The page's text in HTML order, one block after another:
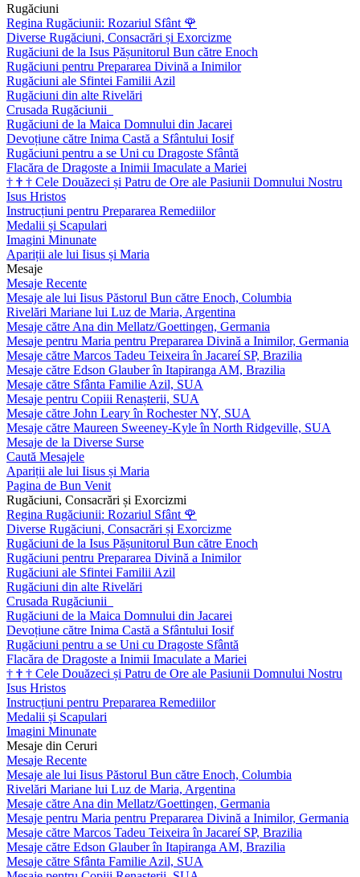
Rugăciuni
Regina Rugăciunii: Rozariul Sfânt 🌹
Diverse Rugăciuni, Consacrări și Exorcizme
Rugăciuni de la Isus Pășunitorul Bun către Enoch
Rugăciuni pentru Prepararea Divină a Inimilor
Rugăciuni ale Sfintei Familii Azil
Rugăciuni din alte Rivelări
Crusada Rugăciunii
Rugăciuni de la Maica Domnului din Jacarei
Devoțiune către Inima Castă a Sfântului Iosif
Rugăciuni pentru a se Uni cu Dragoste Sfântă
Flacăra de Dragoste a Inimii Imaculate a Mariei
† † † Cele Douăzeci și Patru de Ore ale Pasiunii Domnului Nostru
Isus Hristos
Instrucțiuni pentru Prepararea Remediilor
Medalii și Scapulari
Imagini Minunate
Apariții ale lui Iisus și Maria
Mesaje
Mesaje Recente
Mesaje ale lui Iisus Păstorul Bun către Enoch, Columbia
Rivelări Mariane lui Luz de Maria, Argentina
Mesaje către Ana din Mellatz/Goettingen, Germania
Mesaje pentru Maria pentru Prepararea Divină a Inimilor, Germania
Mesaje către Marcos Tadeu Teixeira în Jacareí SP, Brazilia
Mesaje către Edson Glauber în Itapiranga AM, Brazilia
Mesaje către Sfânta Familie Azil, SUA
Mesaje pentru Copiii Renașterii, SUA
Mesaje către John Leary în Rochester NY, SUA
Mesaje către Maureen Sweeney-Kyle în North Ridgeville, SUA
Mesaje de la Diverse Surse
Caută Mesajele
Apariții ale lui Iisus și Maria
Pagina de Bun Venit
Rugăciuni, Consacrări și Exorcizmi
Regina Rugăciunii: Rozariul Sfânt 🌹
Diverse Rugăciuni, Consacrări și Exorcizme
Rugăciuni de la Isus Pășunitorul Bun către Enoch
Rugăciuni pentru Prepararea Divină a Inimilor
Rugăciuni ale Sfintei Familii Azil
Rugăciuni din alte Rivelări
Crusada Rugăciunii
Rugăciuni de la Maica Domnului din Jacarei
Devoțiune către Inima Castă a Sfântului Iosif
Rugăciuni pentru a se Uni cu Dragoste Sfântă
Flacăra de Dragoste a Inimii Imaculate a Mariei
† † † Cele Douăzeci și Patru de Ore ale Pasiunii Domnului Nostru
Isus Hristos
Instrucțiuni pentru Prepararea Remediilor
Medalii și Scapulari
Imagini Minunate
Mesaje din Ceruri
Mesaje Recente
Mesaje ale lui Iisus Păstorul Bun către Enoch, Columbia
Rivelări Mariane lui Luz de Maria, Argentina
Mesaje către Ana din Mellatz/Goettingen, Germania
Mesaje pentru Maria pentru Prepararea Divină a Inimilor, Germania
Mesaje către Marcos Tadeu Teixeira în Jacareí SP, Brazilia
Mesaje către Edson Glauber în Itapiranga AM, Brazilia
Mesaje către Sfânta Familie Azil, SUA